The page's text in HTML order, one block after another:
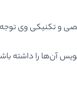
و تکنیکی وی
آن‌ها را داشته